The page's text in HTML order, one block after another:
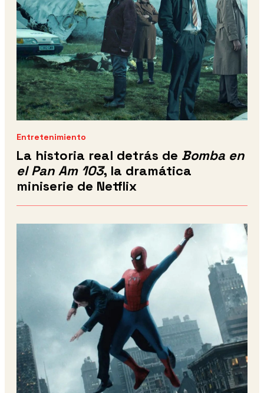
Entretenimiento
La historia real detrás de Bomba en
el Pan Am 103, la dramática
miniserie de Netflix